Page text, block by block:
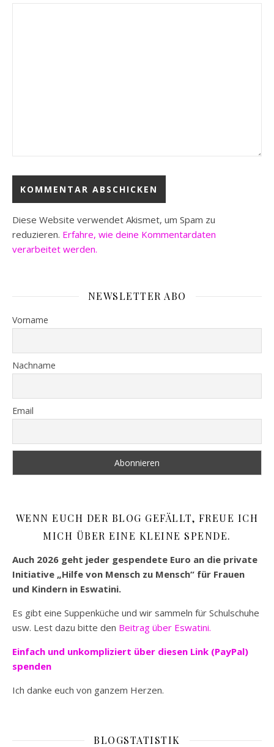
Diese Website verwendet Akismet, um Spam zu
reduzieren. Erfahre, wie deine Kommentardaten
verarbeitet werden.
NEWSLETTER ABO
Vorname
Nachname
Email
WENN EUCH DER BLOG GEFÄLLT, FREUE ICH
MICH ÜBER EINE KLEINE SPENDE.
Auch 2026 geht jeder gespendete Euro an die private
Initiative „Hilfe von Mensch zu Mensch“ für Frauen
und Kindern in Eswatini.
Es gibt eine Suppenküche und wir sammeln für Schulschuhe
usw. Lest dazu bitte den Beitrag über Eswatini.
Einfach und unkompliziert über diesen Link (PayPal)
spenden
Ich danke euch von ganzem Herzen.
BLOGSTATISTIK